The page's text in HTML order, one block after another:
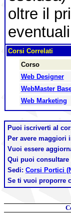
oltre il
Corsi Correlati
Corso
Web Designer
WebMaster
Web Marketing
Puoi iscriverti al
Per avere maggiori
Vuoi essere
Qui puoi consultare
Sedi: Corsi Portici
Se ti vuoi proporre